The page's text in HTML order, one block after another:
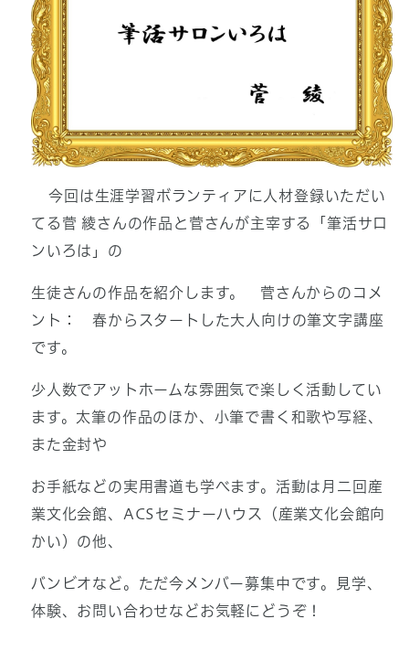
今回は生涯学習ボランティアに人材登録いただい
てる菅 綾さんの作品と菅さんが主宰する「筆活サロ
ンいろは」の
生徒さんの作品を紹介します。 菅さんからのコメ
ント： 春からスタートした大人向けの筆文字講座
です。
少人数でアットホームな雰囲気で楽しく活動してい
ます。太筆の作品のほか、小筆で書く和歌や写経、
また金封や
お手紙などの実用書道も学べます。活動は月二回産
業文化会館、ACSセミナーハウス（産業文化会館向
かい）の他、
バンビオなど。ただ今メンバー募集中です。見学、
体験、お問い合わせなどお気軽にどうぞ！